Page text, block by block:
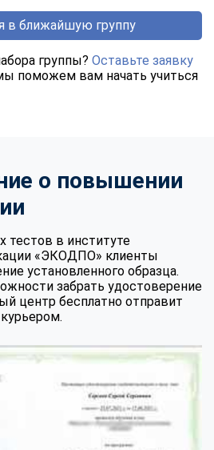
в ближайшую группу
группы? Оставьте заявку
поможем вам начать учиться
о повышении
тестов в институте
«ЭКОДПО» клиенты
установленного образца.
забрать удостоверение
центр бесплатно отправит